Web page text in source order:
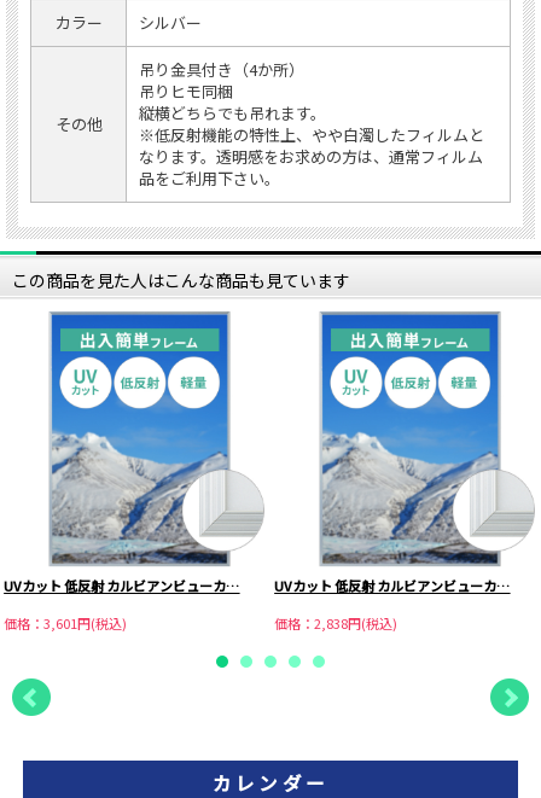
カラー シルバー
その他
吊り金具付き（4か所）
吊りヒモ同梱
縦横どちらでも吊れます。
※低反射機能の特性上、やや白濁したフィルムと
なります。透明感をお求めの方は、通常フィルム
品をご利用下さい。
この商品を見た人はこんな商品も見ています
UVカット 低反射 カルビアンビューカ…
価格：3,601円(税込)
UVカット 低反射 カルビアンビューカ…
価格：2,838円(税込)
カレンダー